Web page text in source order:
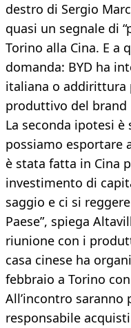
destro di Sergio
quasi un segnale di
Torino alla Cina. E a
domanda: BYD ha
italiana o addirittura
produttivo del brand
La seconda ipotesi
possiamo esportare
è stata fatta in Cina
investimento di
saggio e ci si
Paese”, spiega
riunione con i
casa cinese ha
febbraio a Torino
All’incontro
responsabile